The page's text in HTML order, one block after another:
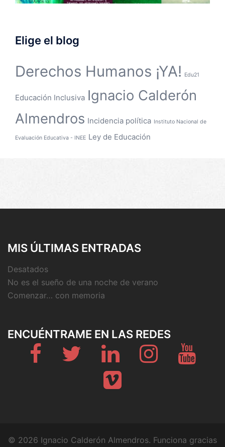
Elige el blog
Derechos Humanos ¡YA! Edu21
Educación Inclusiva Ignacio Calderón
Almendros Incidencia política Instituto Nacional de
Evaluación Educativa - INEE Ley de Educación
MIS ÚLTIMAS ENTRADAS
Desatados
No es el sueño de una noche de verano
Comenzar… con memoria
ENCUÉNTRAME EN LAS REDES
Fb Twitter Linkedin Instagram
Vimeo
© 2026 Ignacio Calderón Almendros. Funciona gracias